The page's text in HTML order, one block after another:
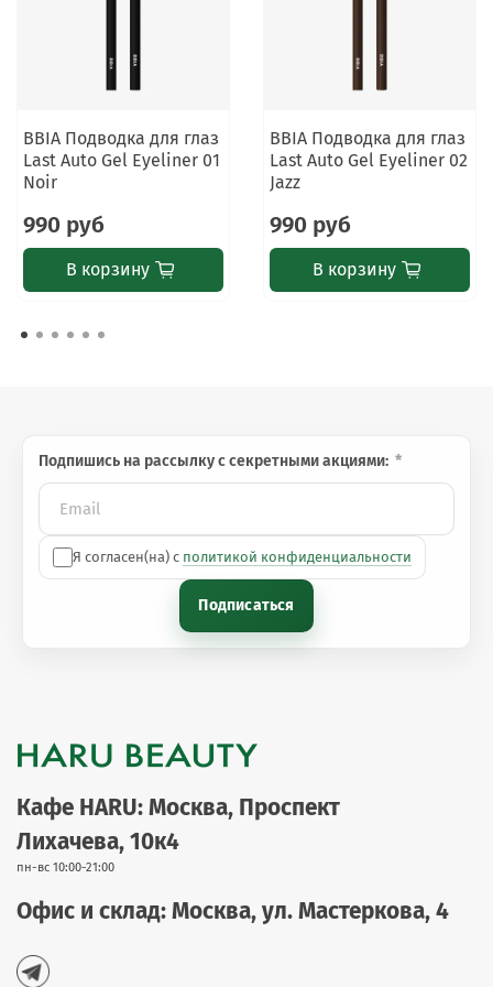
BBIA Подводка для глаз
Last Auto Gel Eyeliner 01
Noir
990 руб
В корзину
BBIA Подводка для глаз
Last Auto Gel Eyeliner 02
Jazz
990 руб
В корзину
Подпишись на рассылку с секретными акциями:
Я согласен(на) с политикой конфиденциальности
Подписаться
Кафе HARU: Москва, Проспект
Лихачева, 10к4
пн-вс 10:00-21:00
Офис и склад: Москва, ул. Мастеркова, 4